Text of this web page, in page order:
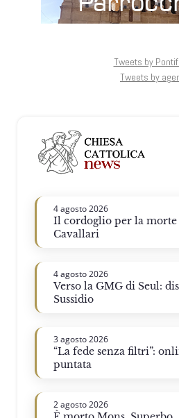
Tweets by
Tweets by